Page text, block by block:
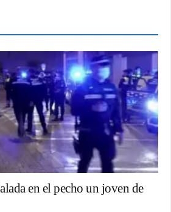
en el pecho un joven de